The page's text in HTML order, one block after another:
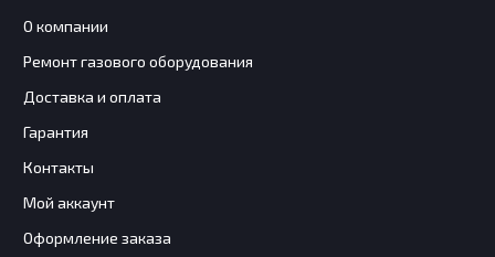
О компании
Ремонт газового оборудования
Доставка и оплата
Гарантия
Контакты
Мой аккаунт
Оформление заказа